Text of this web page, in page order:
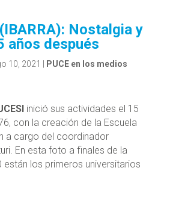
Nostalgia y
años después
10, 2021 PUCE en los medios
inició sus actividades el 15
con la creación de la Escuela
a cargo del coordinador
En esta foto a finales de la
están los primeros universitarios